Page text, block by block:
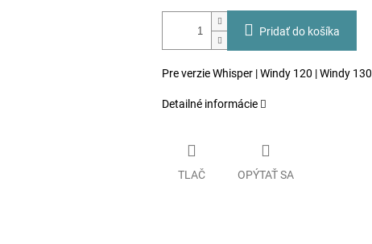
Pridať do košíka
Pre verzie Whisper | Windy 120 | Windy 130
Detailné informácie
TLAČ OPÝTAŤ SA